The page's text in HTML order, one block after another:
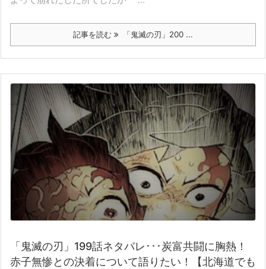
記事を読む 「鬼滅の刃」200 ...
「鬼滅の刃」199話ネタバレ･･･炭富共闘に胸熱！
赤子無惨との決着について語りたい！【北海道でも